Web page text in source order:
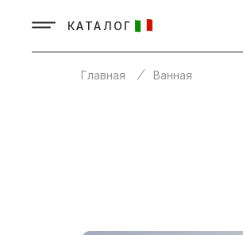
КАТАЛОГ
Главная Ванная